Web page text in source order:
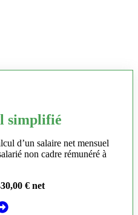
simplifié
d’un salaire net mensuel
non cadre rémunéré à
€ net